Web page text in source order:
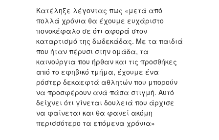
Κατέληξε λέγοντας πως «μετά από
πολλά χρόνια θα έχουμε ευχάριστο
πονοκέφαλο σε ότι αφορά στον
καταρτισμό της δωδεκάδας. Με τα παιδιά
που ήταν πέρυσι στην ομάδα, τα
καινούργια που ήρθαν και τις προσθήκες
από το εφηβικό τμήμα, έχουμε ένα
ρόστερ δεκαεφτά αθλητών που μπορούν
να προσφέρουν ανά πάσα στιγμή. Αυτό
δείχνει ότι γίνεται δουλειά που άρχισε
να φαίνεται και θα φανεί ακόμη
περισσότερο τα επόμενα χρόνια»